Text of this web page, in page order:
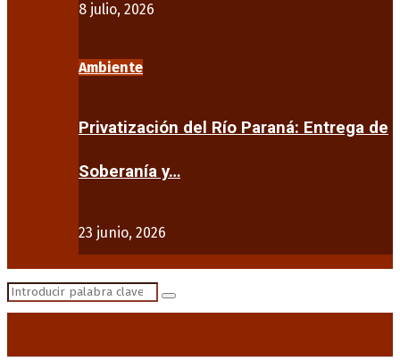
8 julio, 2026
Ambiente
Privatización del Río Paraná: Entrega de
Soberanía y…
23 junio, 2026
Search
Search